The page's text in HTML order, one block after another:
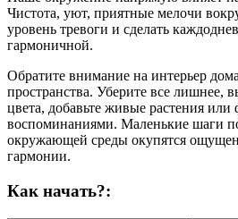
Чистота, уют, приятные мелочи
уровень тревоги и сделать
гармоничной.
Обратите внимание на интерьер
пространства. Уберите все лишнее,
цвета, добавьте живые растения
воспоминаниями. Маленькие шаги
окружающей среды окупятся
гармонии.
Как начать?: